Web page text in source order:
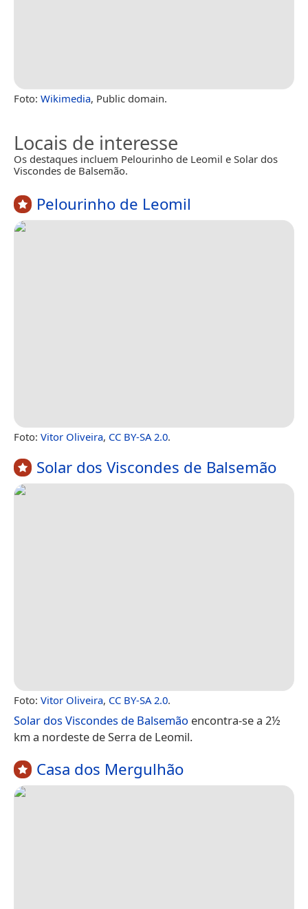
Foto: Wikimedia, Public domain.
Locais de interesse
Os destaques incluem Pelourinho de Leomil e Solar dos
Viscondes de Balsemão.
Pelourinho de Leomil
Foto: Vitor Oliveira, CC BY-SA 2.0.
Solar dos Viscondes de Balsemão
Foto: Vitor Oliveira, CC BY-SA 2.0.
Solar dos Viscondes de Balsemão encontra-se a 2½
km a nordeste de Serra de Leomil.
Casa dos Mergulhão